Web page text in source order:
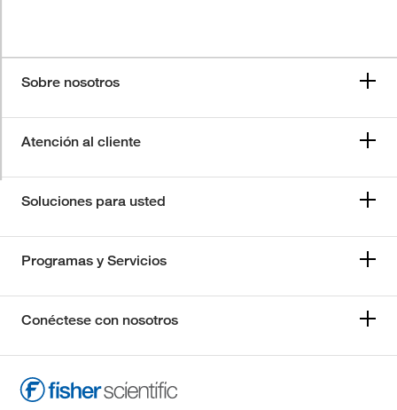
Sobre nosotros
Atención al cliente
Soluciones para usted
Programas y Servicios
Conéctese con nosotros